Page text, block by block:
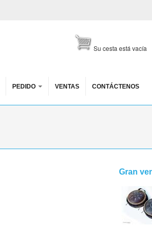
Su cesta está vacía
PEDIDO VENTAS CONTÁCTENOS
Gran